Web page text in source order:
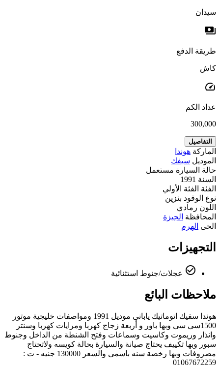
سيدان
payments
طريقة الدفع
كاش
speed
عداد الكم
300,000
التفاصيل
الماركة هوندا
الموديل سيفك
حالة السيارة مستعمل
السنة 1991
الفئة الفئة الأولي
نوع الوقود بنزين
اللون رمادي
المحافظة الجيزة
الحى الهرم
التجهيزات
check_circle_outline عجلات/جنوط استثنائية
ملاحظات البائع
هوندا سفيك اتوماتيك يابانى موديل 1991 ومواصفات خليجية موتور
1500سى سى وبها باور و أربعة زجاج كهربا ومرايات كهربا وسنتر
وانذار وريموت وكاسيت وسماعات وفتح الشنطة من الداخل وجنوط
سبور وبها تكييف يحتاج صيانة والسيارة بحالة كويسه ولاتحتاج
مصروفات وبها رخصة سنه باسمى والسعر 130000 جنيه - ت :
01067672259